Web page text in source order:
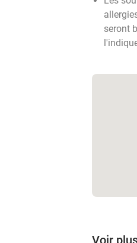
seront
Voir